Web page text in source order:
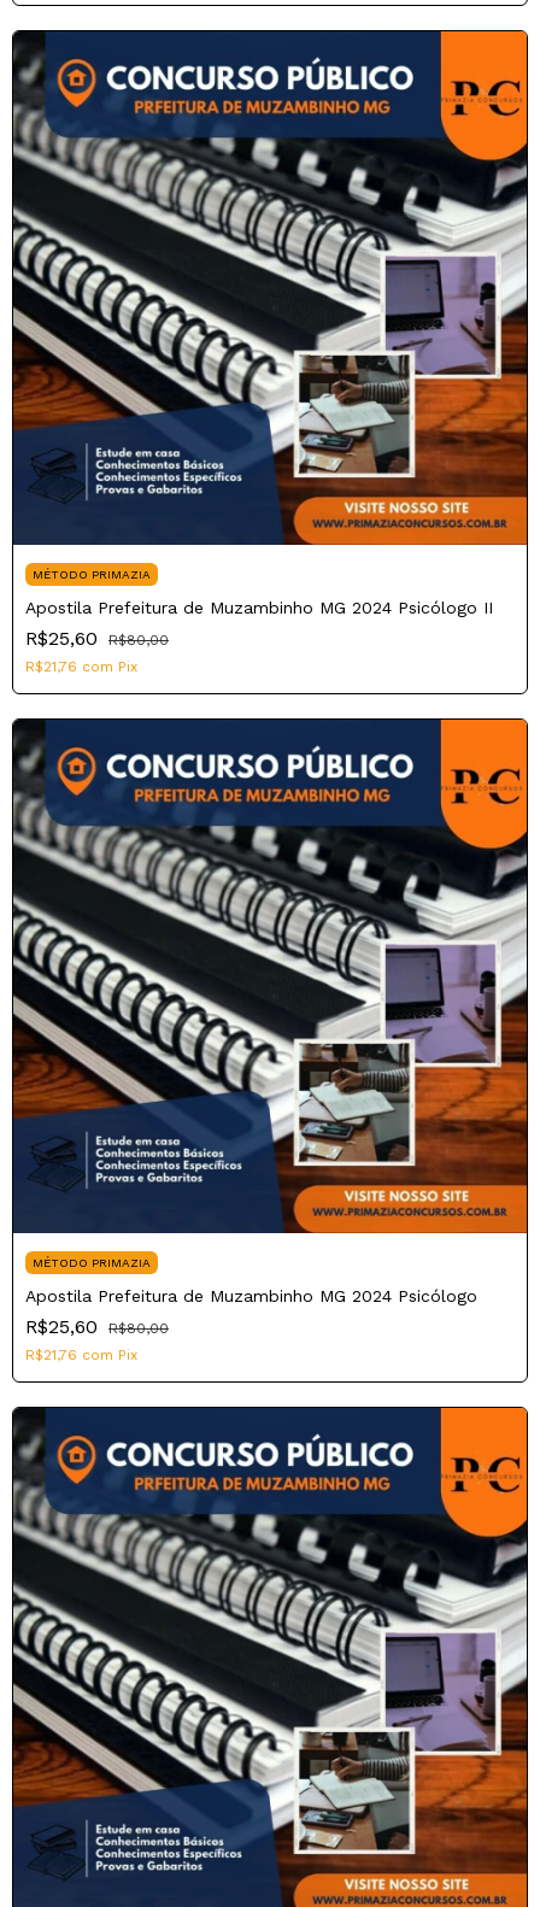
MÉTODO PRIMAZIA
Apostila Prefeitura de Muzambinho MG 2024 Psicólogo II
R$25,60
R$80,00
R$21,76 com Pix
MÉTODO PRIMAZIA
Apostila Prefeitura de Muzambinho MG 2024 Psicólogo
R$25,60
R$80,00
R$21,76 com Pix